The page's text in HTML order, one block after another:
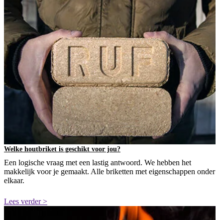
Welke houtbriket is geschikt voor jou?
Een logische vraag met een lastig antwoord. We hebben het
makkelijk voor je gemaakt. Alle briketten met eigenschappen onder
elkaar.
Lees verder >